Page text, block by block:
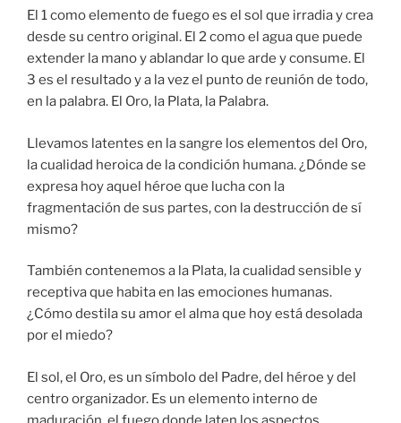
El 1 como elemento de fuego es el sol que irradia y crea
desde su centro original. El 2 como el agua que puede
extender la mano y ablandar lo que arde y consume. El
3 es el resultado y a la vez el punto de reunión de todo,
en la palabra. El Oro, la Plata, la Palabra.
Llevamos latentes en la sangre los elementos del Oro,
la cualidad heroica de la condición humana. ¿Dónde se
expresa hoy aquel héroe que lucha con la
fragmentación de sus partes, con la destrucción de sí
mismo?
También contenemos a la Plata, la cualidad sensible y
receptiva que habita en las emociones humanas.
¿Cómo destila su amor el alma que hoy está desolada
por el miedo?
El sol, el Oro, es un símbolo del Padre, del héroe y del
centro organizador. Es un elemento interno de